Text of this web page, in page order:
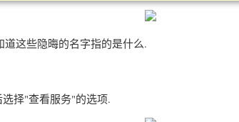
这些隐晦的名字指的是什么.
择"查看服务"的选项.